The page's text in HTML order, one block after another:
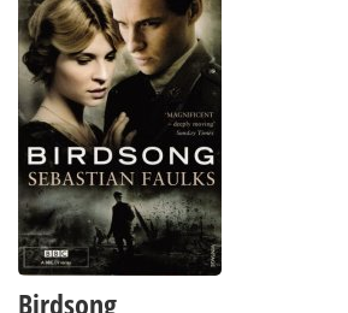
Birdsong